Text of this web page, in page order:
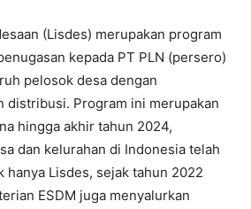
(Lisdes) merupakan program
kepada PT PLN (persero)
pelosok desa dengan
distribusi. Program ini merupakan
hingga akhir tahun 2024,
dan kelurahan di Indonesia telah
hanya Lisdes, sejak tahun 2022
ESDM juga menyalurkan